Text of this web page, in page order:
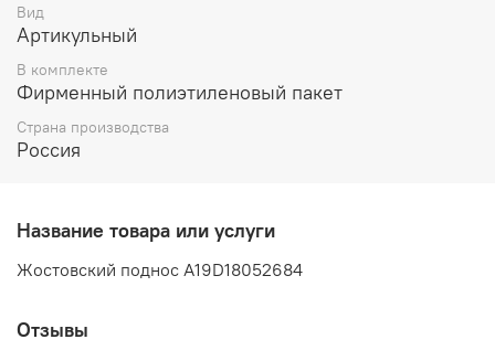
Вид
Артикульный
В комплекте
Фирменный полиэтиленовый пакет
Страна производства
Россия
Название товара или услуги
Жостовский поднос A19D18052684
Отзывы